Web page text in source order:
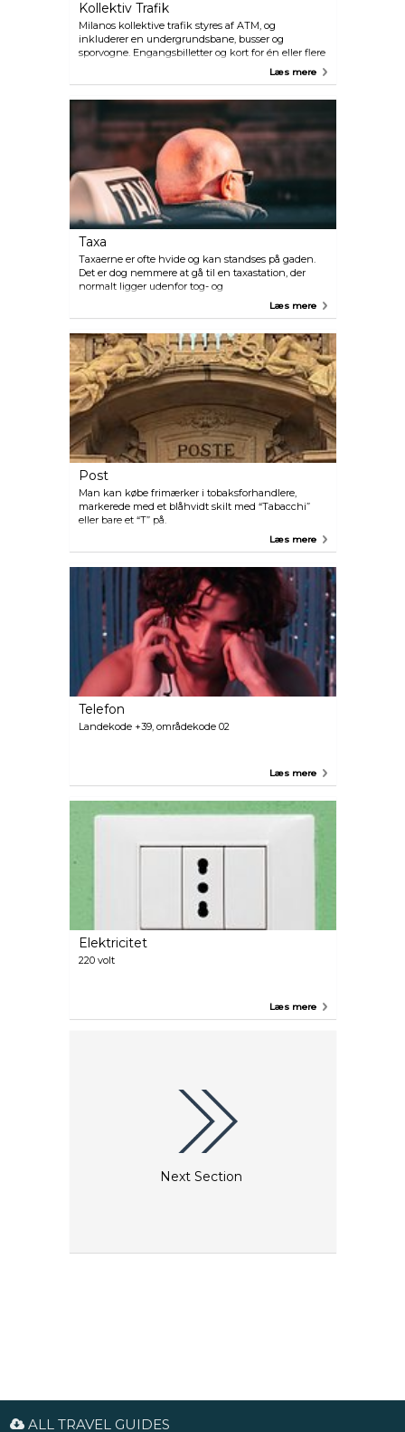
Kollektiv Trafik
Milanos kollektive trafik styres af ATM, og
inkluderer en undergrundsbane, busser og
sporvogne. Engangsbilletter og kort for én eller flere
dage kan købes fra ATM-kontoret, automater og
mere information:
Læs mere
Taxa
Taxaerne er ofte hvide og kan standses på gaden.
Det er dog nemmere at gå til en taxastation, der
normalt ligger udenfor tog- og
undergrundsstationerne. Minimumsprisen er
kører.
Læs mere
Post
Man kan købe frimærker i tobaksforhandlere,
markerede med et blåhvidt skilt med “Tabacchi”
eller bare et “T” på.
Læs mere
Telefon
Landekode +39, områdekode 02
Læs mere
Elektricitet
220 volt
Læs mere
Next Section
ALL TRAVEL GUIDES